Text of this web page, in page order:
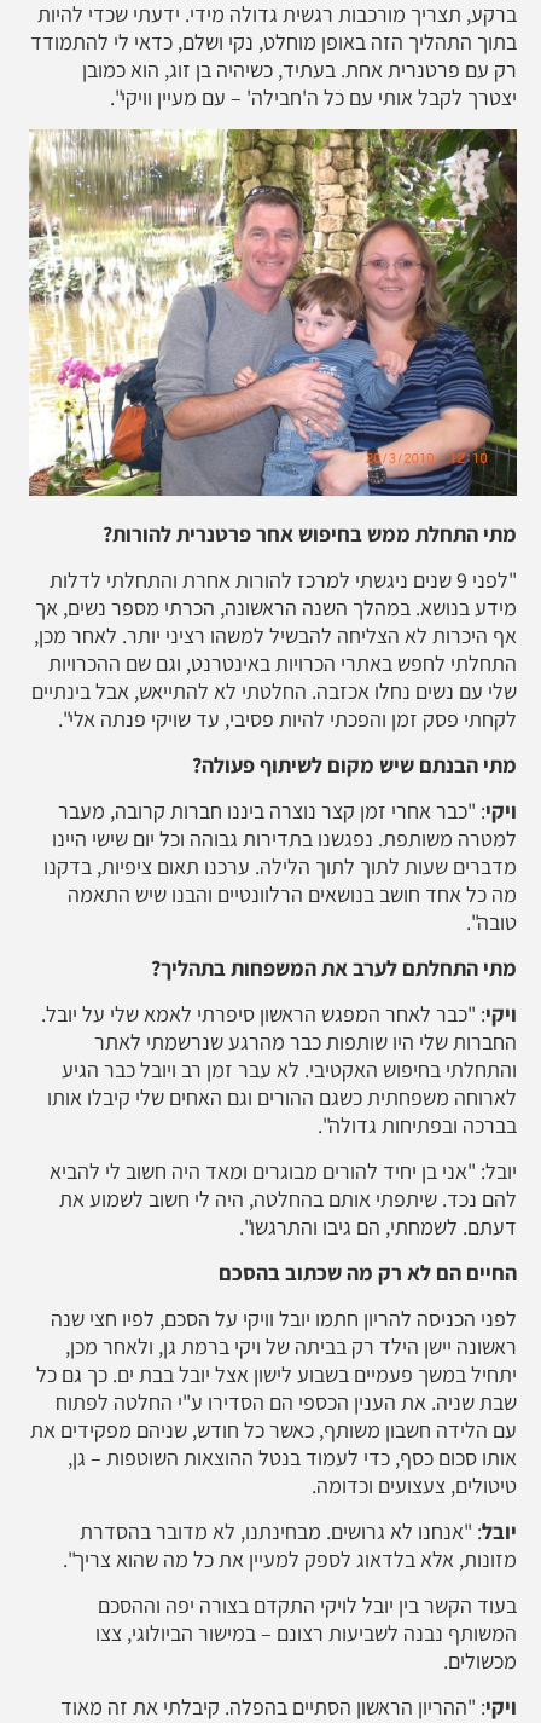
ברקע, תצריך מורכבות רגשית גדולה מידי. ידעתי שכדי להיות
בתוך התהליך הזה באופן מוחלט, נקי ושלם, כדאי לי להתמודד
רק עם פרטנרית אחת. בעתיד, כשיהיה בן זוג, הוא כמובן
יצטרך לקבל אותי עם כל ה'חבילה' – עם מעיין וויקי".
מתי התחלת ממש בחיפוש אחר פרטנרית להורות?
"לפני 9 שנים ניגשתי למרכז להורות אחרת והתחלתי לדלות
מידע בנושא. במהלך השנה הראשונה, הכרתי מספר נשים, אך
אף היכרות לא הצליחה להבשיל למשהו רציני יותר. לאחר מכן,
התחלתי לחפש באתרי הכרויות באינטרנט, וגם שם ההכרויות
שלי עם נשים נחלו אכזבה. החלטתי לא להתייאש, אבל בינתיים
לקחתי פסק זמן והפכתי להיות פסיבי, עד שויקי פנתה אלי".
מתי הבנתם שיש מקום לשיתוף פעולה?
ויקי: "כבר אחרי זמן קצר נוצרה ביננו חברות קרובה, מעבר
למטרה משותפת. נפגשנו בתדירות גבוהה וכל יום שישי היינו
מדברים שעות לתוך לתוך הלילה. ערכנו תאום ציפיות, בדקנו
מה כל אחד חושב בנושאים הרלוונטיים והבנו שיש התאמה
טובה".
מתי התחלתם לערב את המשפחות בתהליך?
ויקי: "כבר לאחר המפגש הראשון סיפרתי לאמא שלי על יובל.
החברות שלי היו שותפות כבר מהרגע שנרשמתי לאתר
והתחלתי בחיפוש האקטיבי. לא עבר זמן רב ויובל כבר הגיע
לארוחה משפחתית כשגם ההורים וגם האחים שלי קיבלו אותו
בברכה ובפתיחות גדולה".
יובל: "אני בן יחיד להורים מבוגרים ומאד היה חשוב לי להביא
להם נכד. שיתפתי אותם בהחלטה, היה לי חשוב לשמוע את
דעתם. לשמחתי, הם גיבו והתרגשו".
החיים הם לא רק מה שכתוב בהסכם
לפני הכניסה להריון חתמו יובל וויקי על הסכם, לפיו חצי שנה
ראשונה יישן הילד רק בביתה של ויקי ברמת גן, ולאחר מכן,
יתחיל במשך פעמיים בשבוע לישון אצל יובל בבת ים. כך גם כל
שבת שניה. את הענין הכספי הם הסדירו ע"י החלטה לפתוח
עם הלידה חשבון משותף, כאשר כל חודש, שניהם מפקידים את
אותו סכום כסף, כדי לעמוד בנטל ההוצאות השוטפות – גן,
טיטולים, צעצועים וכדומה.
יובל: "אנחנו לא גרושים. מבחינתנו, לא מדובר בהסדרת
מזונות, אלא בלדאוג לספק למעיין את כל מה שהוא צריך".
בעוד הקשר בין יובל לויקי התקדם בצורה יפה וההסכם
המשותף נבנה לשביעות רצונם – במישור הביולוגי, צצו
מכשולים.
ויקי: "ההריון הראשון הסתיים בהפלה. קיבלתי את זה מאוד